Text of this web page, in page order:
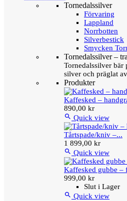
Tornedalssilver
Förvaring
Lappland
Norrbotten
Silverbestick
Smycken
Tornedalssilver –
Tornedalssilver bär
silver och präglat
Produkter
Kaffesked –
890,00 kr
 Quick view
Tårtspade/kniv –...
1 899,00 kr
 Quick view
Kaffesked gubbe –
999,00 kr
Slut i Lager
 Quick view